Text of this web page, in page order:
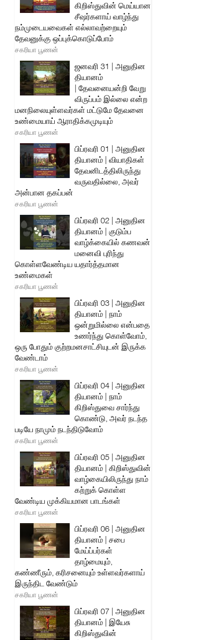
கிறிஸ்துவின் மெய்யான
சீஷர்களாய் வாழ்ந்து
நம்முடையவைகள் எல்லாவற்றையும்
தேவனுக்கு ஒப்புக்கொடுப்போம்
சகரியா பூணன்
ஜனவரி 31 | அனுதின
தியானம்
| தேவனையன்றி வேறு
விருப்பம் இல்லை என்ற
மனநிலையுள்ளவர்கள் மட்டுமே தேவனை
உண்மையாய் ஆராதிக்கமுடியும்
சகரியா பூணன்
பிப்ரவரி 01 | அனுதின
தியானம் | வியாதிகள்
தேவனிடத்திலிருந்து
வருவதில்லை, அவர்
அன்பான தகப்பன்
சகரியா பூணன்
பிப்ரவரி 02 | அனுதின
தியானம் | குடும்ப
வாழ்க்கையில் கணவன்
மனைவி புரிந்து
கொள்ளவேண்டிய யதார்த்தமான
உண்மைகள்
சகரியா பூணன்
பிப்ரவரி 03 | அனுதின
தியானம் | நாம்
ஒன்றுமில்லை என்பதை
உணர்ந்து கொள்வோம்,
ஒரு போதும் குற்றமனசாட்சியுடன் இருக்க
வேண்டாம்
சகரியா பூணன்
பிப்ரவரி 04 | அனுதின
தியானம் | நாம்
கிறிஸ்துவை சார்ந்து
கொண்டு, அவர் நடந்த
படியே நாமும் நடந்திடுவோம்
சகரியா பூணன்
பிப்ரவரி 05 | அனுதின
தியானம் | கிறிஸ்துவின்
வாழ்கையிலிருந்து நாம்
கற்றுக் கொள்ள
வேண்டிய முக்கியமான பாடங்கள்
சகரியா பூணன்
பிப்ரவரி 06 | அனுதின
தியானம் | சபை
மேய்ப்பர்கள்
தாழ்மையும்,
கண்ணீரும், கரிசனையும் உள்ளவர்களாய்
இருந்திட வேண்டும்
சகரியா பூணன்
பிப்ரவரி 07 | அனுதின
தியானம் | இயேசு
கிறிஸ்துவின்